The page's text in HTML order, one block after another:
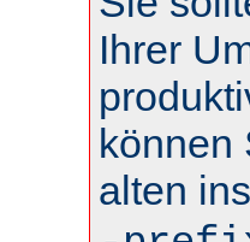
Ihrer
können
alten